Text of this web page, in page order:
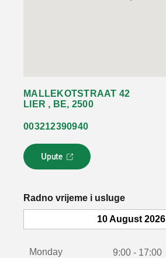
MALLEKOTSTRAAT 42
LIER , BE, 2500
003212390940
Upute
L
i
k
o
Radno vrijeme i usluge
10 August 2026
Monday 9:00 - 17:00